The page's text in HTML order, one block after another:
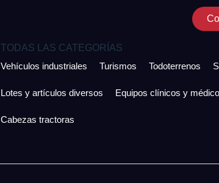
TODAS LAS CATEGORÍAS
Vehículos industriales
Turismos Todoterrenos
Lotes y artículos diversos Equipos clínicos y
Cabezas tractoras